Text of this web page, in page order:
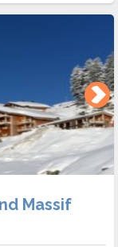
Massif